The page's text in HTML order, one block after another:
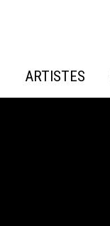
ARTISTES